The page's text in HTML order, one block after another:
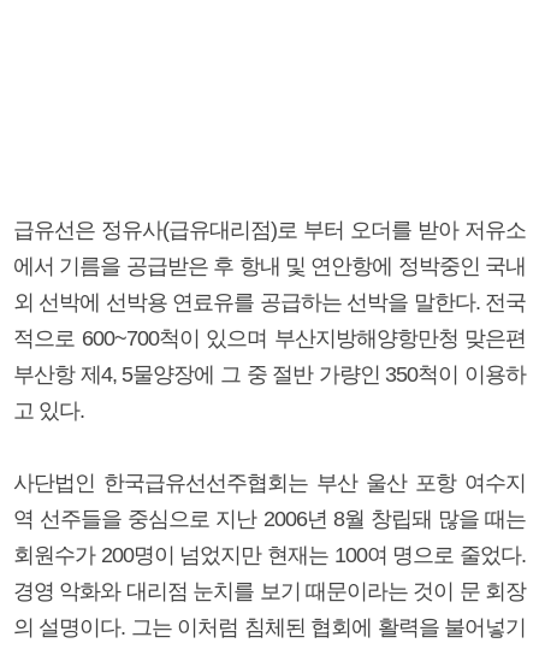
급유선은 정유사(급유대리점)로 부터 오더를 받아 저유소
에서 기름을 공급받은 후 항내 및 연안항에 정박중인 국내
외 선박에 선박용 연료유를 공급하는 선박을 말한다. 전국
적으로 600~700척이 있으며 부산지방해양항만청 맞은편
부산항 제4, 5물양장에 그 중 절반 가량인 350척이 이용하
고 있다.
사단법인 한국급유선선주협회는 부산 울산 포항 여수지
역 선주들을 중심으로 지난 2006년 8월 창립돼 많을 때는
회원수가 200명이 넘었지만 현재는 100여 명으로 줄었다.
경영 악화와 대리점 눈치를 보기 때문이라는 것이 문 회장
의 설명이다. 그는 이처럼 침체된 협회에 활력을 불어넣기